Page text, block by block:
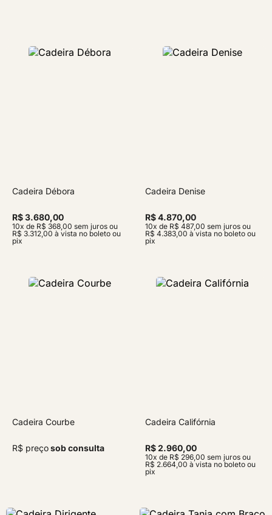
Cadeira Débora
R$ 3.680,00
10x de R$ 368,00 sem juros ou
R$ 3.312,00 à vista no boleto ou
pix
Cadeira Denise
R$ 4.870,00
10x de R$ 487,00 sem juros ou
R$ 4.383,00 à vista no boleto ou
pix
Cadeira Courbe
R$ preçosob consulta
Cadeira Califórnia
R$ 2.960,00
10x de R$ 296,00 sem juros ou
R$ 2.664,00 à vista no boleto ou
pix